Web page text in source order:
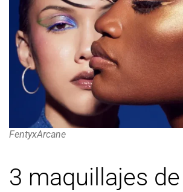
FentyxArcane
3 maquillajes